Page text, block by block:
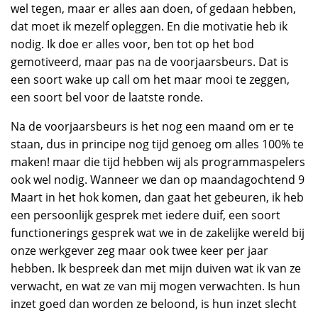
wel tegen, maar er alles aan doen, of gedaan hebben,
dat moet ik mezelf opleggen. En die motivatie heb ik
nodig. Ik doe er alles voor, ben tot op het bod
gemotiveerd, maar pas na de voorjaarsbeurs. Dat is
een soort wake up call om het maar mooi te zeggen,
een soort bel voor de laatste ronde.
Na de voorjaarsbeurs is het nog een maand om er te
staan, dus in principe nog tijd genoeg om alles 100% te
maken! maar die tijd hebben wij als programmaspelers
ook wel nodig. Wanneer we dan op maandagochtend 9
Maart in het hok komen, dan gaat het gebeuren, ik heb
een persoonlijk gesprek met iedere duif, een soort
functionerings gesprek wat we in de zakelijke wereld bij
onze werkgever zeg maar ook twee keer per jaar
hebben. Ik bespreek dan met mijn duiven wat ik van ze
verwacht, en wat ze van mij mogen verwachten. Is hun
inzet goed dan worden ze beloond, is hun inzet slecht